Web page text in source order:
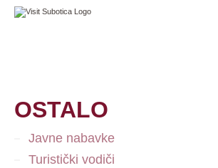
OSTALO
Javne nabavke
Turistički vodiči